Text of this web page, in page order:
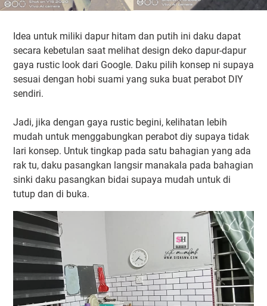
Idea untuk miliki dapur hitam dan putih ini daku dapat
secara kebetulan saat melihat design deko dapur-dapur
gaya rustic look dari Google. Daku pilih konsep ni supaya
sesuai dengan hobi suami yang suka buat perabot DIY
sendiri.
Jadi, jika dengan gaya rustic begini, kelihatan lebih
mudah untuk menggabungkan perabot diy supaya tidak
lari konsep. Untuk tingkap pada satu bahagian yang ada
rak tu, daku pasangkan langsir manakala pada bahagian
sinki daku pasangkan bidai supaya mudah untuk di
tutup dan di buka.